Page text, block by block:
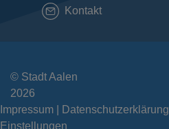
Kontakt
© Stadt Aalen
2026
Impressum
Datenschutzerklärung
Einstellungen